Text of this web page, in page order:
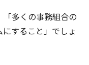
多くの事務組合の
すること」でしょ